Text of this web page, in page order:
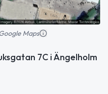
Maps
7C i Ängelholm